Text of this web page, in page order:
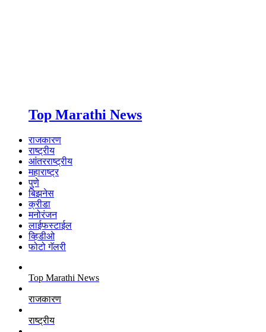
Top Marathi News
राजकारण
राष्ट्रीय
आंतरराष्ट्रीय
महाराष्ट्र
पुणे
बिझनेस
क्रीडा
मनोरंजन
लाईफस्टाईल
व्हिडीओ
फोटो गॅलरी
Top Marathi News
राजकारण
राष्ट्रीय